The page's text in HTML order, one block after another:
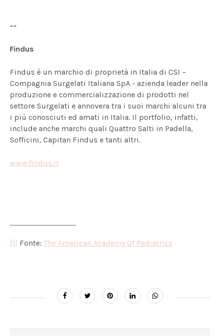
--
Findus
Findus è un marchio di proprietà in Italia di CSI –
Compagnia Surgelati Italiana SpA - azienda leader nella
produzione e commercializzazione di prodotti nel
settore Surgelati e annovera tra i suoi marchi alcuni tra
i più conosciuti ed amati in Italia. Il portfolio, infatti,
include anche marchi quali Quattro Salti in Padella,
Sofficini, Capitan Findus e tanti altri.
www.findus.it
[1] Fonte: The American Academy Of Pediatrics